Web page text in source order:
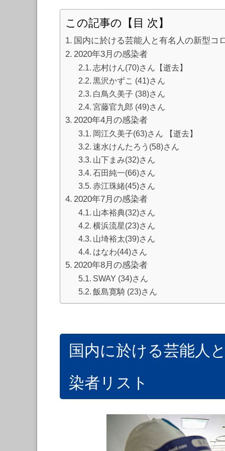
この記事の【目 次】
国内に於ける芸能人と有名人の新型コ
2020年3月の感染者
志村けん(70)さん【逝去】
黒沢かずこ (41)さん
白鳥久美子 (38)さん
宮藤官九郎 (49)さん
2020年4月の感染者
岡江久美子(63)さん 【逝去】
速水けんたろう(58)さん
山下まみ(32)さん
石田純一(66)さん
赤江珠緒(45)さん
2020年7月の感染者
山本裕典(32)さん
横浜流星(23)さん
山埼裕太(39)さん
はなわ(44)さん
2020年8月の感染者
SWAY (34)さん
飯島寛騎 (23)さん
国内に於ける芸能人
染者リスト